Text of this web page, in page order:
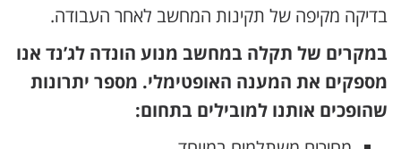
בדיקה מקיפה של תקינות המחשב לאחר העבודה.
במקרים של תקלה במחשב מנוע הונדה לג’נד אנו
מספקים את המענה האופטימלי. מספר יתרונות
שהופכים אותנו למובילים בתחום: